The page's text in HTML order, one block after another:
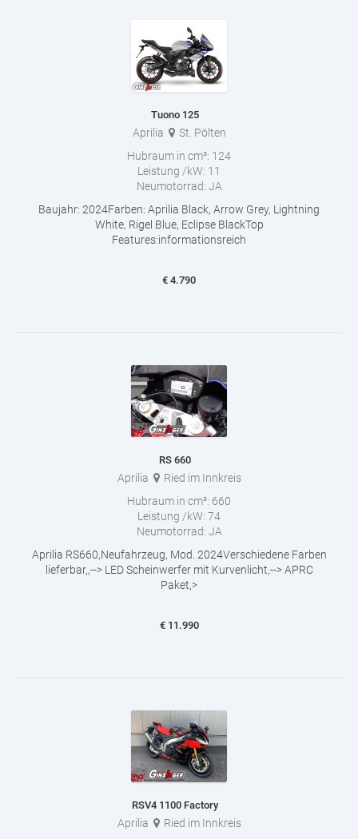
Tuono 125
Aprilia
St. Pölten
Hubraum in cm³: 124
Leistung /kW: 11
Neumotorrad: JA
Baujahr: 2024Farben: Aprilia Black, Arrow Grey, Lightning
White, Rigel Blue, Eclipse BlackTop
Features:informationsreich
€ 4.790
RS 660
Aprilia
Ried im Innkreis
Hubraum in cm³: 660
Leistung /kW: 74
Neumotorrad: JA
Aprilia RS660,Neufahrzeug, Mod. 2024Verschiedene Farben
lieferbar,,--> LED Scheinwerfer mit Kurvenlicht,--> APRC
Paket,>
€ 11.990
RSV4 1100 Factory
Aprilia
Ried im Innkreis